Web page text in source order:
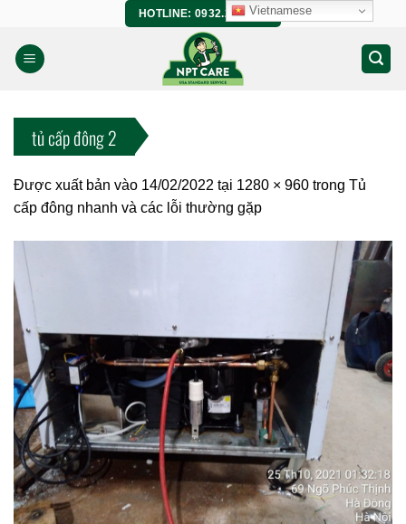
nội
dung
HOTLINE: 0932.266.458
tủ cấp đông 2
Được xuất bản vào 14/02/2022 tại 1280 × 960 trong Tủ
cấp đông nhanh và các lỗi thường gặp
Vietnamese